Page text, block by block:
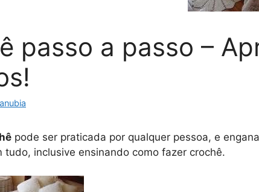
passo a passo –
pode ser praticada por qualquer pessoa, e
tudo, inclusive ensinando como fazer crochê.